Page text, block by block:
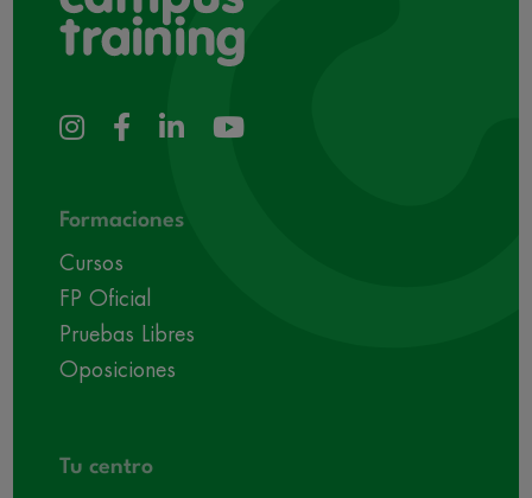
Formaciones
Cursos
FP Oficial
Pruebas Libres
Oposiciones
Tu centro